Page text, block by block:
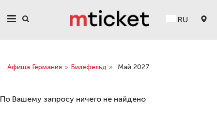
RU
Афиша Германия » Билефельд » Май 2027
По Вашему запросу ничего не найдено